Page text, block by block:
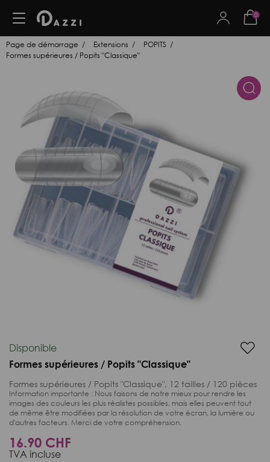
0
Page de démarrage Extensions
POPITS
Formes supérieures / Popits "Classique"
Disponible
Formes supérieures / Popits "Classique"
Formes supérieures / Popits "Classique", 12 tailles / 120 pièces
Information importante : Nous faisons de notre mieux pour rendre les
images des couleurs les plus réalistes possibles, mais elles peuvent tout
de même être modifiées par la résolution de votre écran, la lumière ou
d'autres facteurs. Merci de votre compréhension.
16.90 CHF
TVA incluse